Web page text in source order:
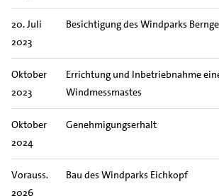
20. Juli
2023
Besichtigung des Windparks
Oktober
2023
Errichtung und Inbetriebnahme
Windmessmastes
Oktober
2024
Genehmigungserhalt
Vorauss.
2026
Bau des Windparks Eichkopf